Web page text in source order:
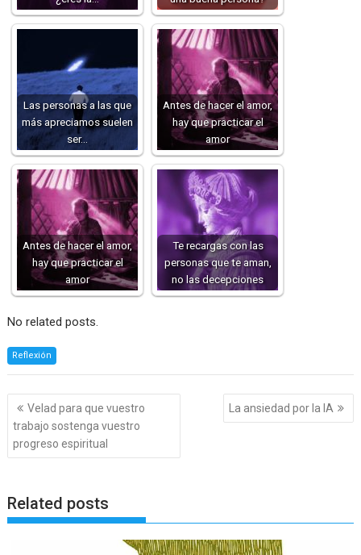
Las personas a las que
más apreciamos suelen
ser…
Antes de hacer el amor,
hay que practicar el
amor
Antes de hacer el amor,
hay que practicar el
amor
Te recargas con las
personas que te aman,
no las decepciones
No related posts.
Reflexión
Navegación
de
entradas
Velad para que vuestro
trabajo sostenga vuestro
progreso espiritual
La ansiedad por la IA
Related posts